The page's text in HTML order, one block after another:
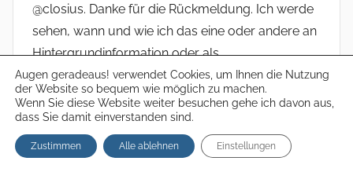
@closius. Danke für die Rückmeldung. Ich werde
sehen, wann und wie ich das eine oder andere an
Hintergrundinformation oder als
Frage/Diskussionpunkt beisteuern kann.
@ all. Und natürlich habe ich nicht nur in der
Funktion, sondern auch in über 42 Jahren an
unterschiedlichen Stellen in der Bundeswehr, eine
Augen geradeaus! verwendet Cookies, um Ihnen die Nutzung
der Website so bequem wie möglich zu machen.
Wenn Sie diese Website weiter besuchen gehe ich davon aus,
dass Sie damit einverstanden sind.
Zustimmen Alle ablehnen Einstellungen